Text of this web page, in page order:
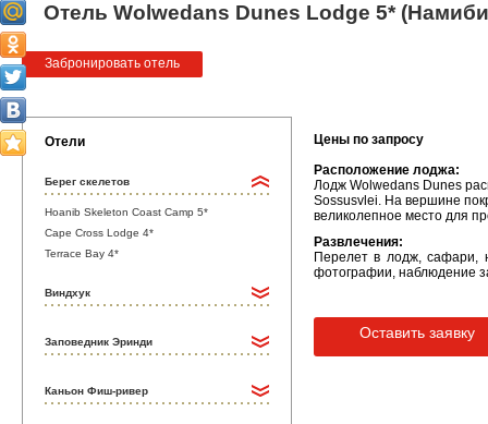
Отель Wolwedans Dunes Lodge 5*
Забронировать отель
Отели
Берег скелетов
Hoanib Skeleton Coast Camp 5*
Cape Cross Lodge 4*
Terrace Bay 4*
Виндхук
Заповедник Эринди
Каньон Фиш-ривер
Цены по запросу
Расположение лоджа:
Лодж Wolwedans Dunes
Sossusvlei. На вершине
великолепное место для
Развлечения:
Перелет в лодж, сафари,
фотографии, наблюдение
Оставить заявку